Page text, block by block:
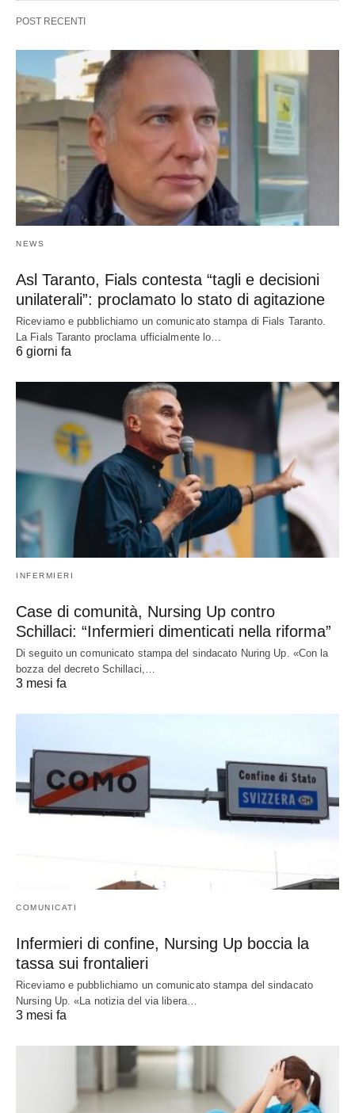
POST RECENTI
NEWS
Asl Taranto, Fials contesta “tagli e decisioni
unilaterali”: proclamato lo stato di agitazione
Riceviamo e pubblichiamo un comunicato stampa di Fials Taranto.
La Fials Taranto proclama ufficialmente lo…
6 giorni fa
INFERMIERI
Case di comunità, Nursing Up contro
Schillaci: “Infermieri dimenticati nella riforma”
Di seguito un comunicato stampa del sindacato Nuring Up. «Con la
bozza del decreto Schillaci,…
3 mesi fa
COMUNICATI
Infermieri di confine, Nursing Up boccia la
tassa sui frontalieri
Riceviamo e pubblichiamo un comunicato stampa del sindacato
Nursing Up. «La notizia del via libera…
3 mesi fa